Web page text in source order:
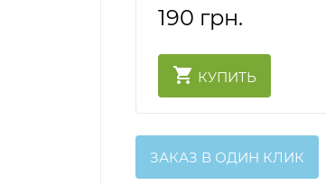
190 грн.
КУПИТЬ
ЗАКАЗ В ОДИН КЛИК